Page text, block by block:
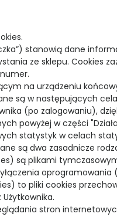
stanowią dane
ze sklepu. Cookies
na urządzeniu
są w następujących
(po zalogowaniu),
powyżej w części
statystyk w celach
są dwa zasadnicze
są plikami
oprogramowania
to pliki cookies
stron